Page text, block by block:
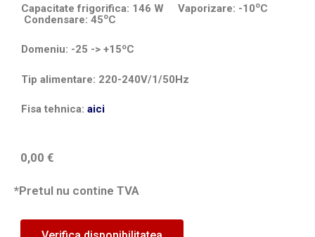
Capacitate frigorifica: 146 W Vaporizare: -10oC
Condensare: 45oC
Domeniu: -25 -> +15oC
Tip alimentare: 220-240V/1/50Hz
Fisa tehnica: aici
0,00 €
*Pretul nu contine TVA